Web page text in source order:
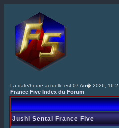
La date/heure actuelle est 07 Ao� 2026,
France Five Index du Forum
Jushi Sentai France Five